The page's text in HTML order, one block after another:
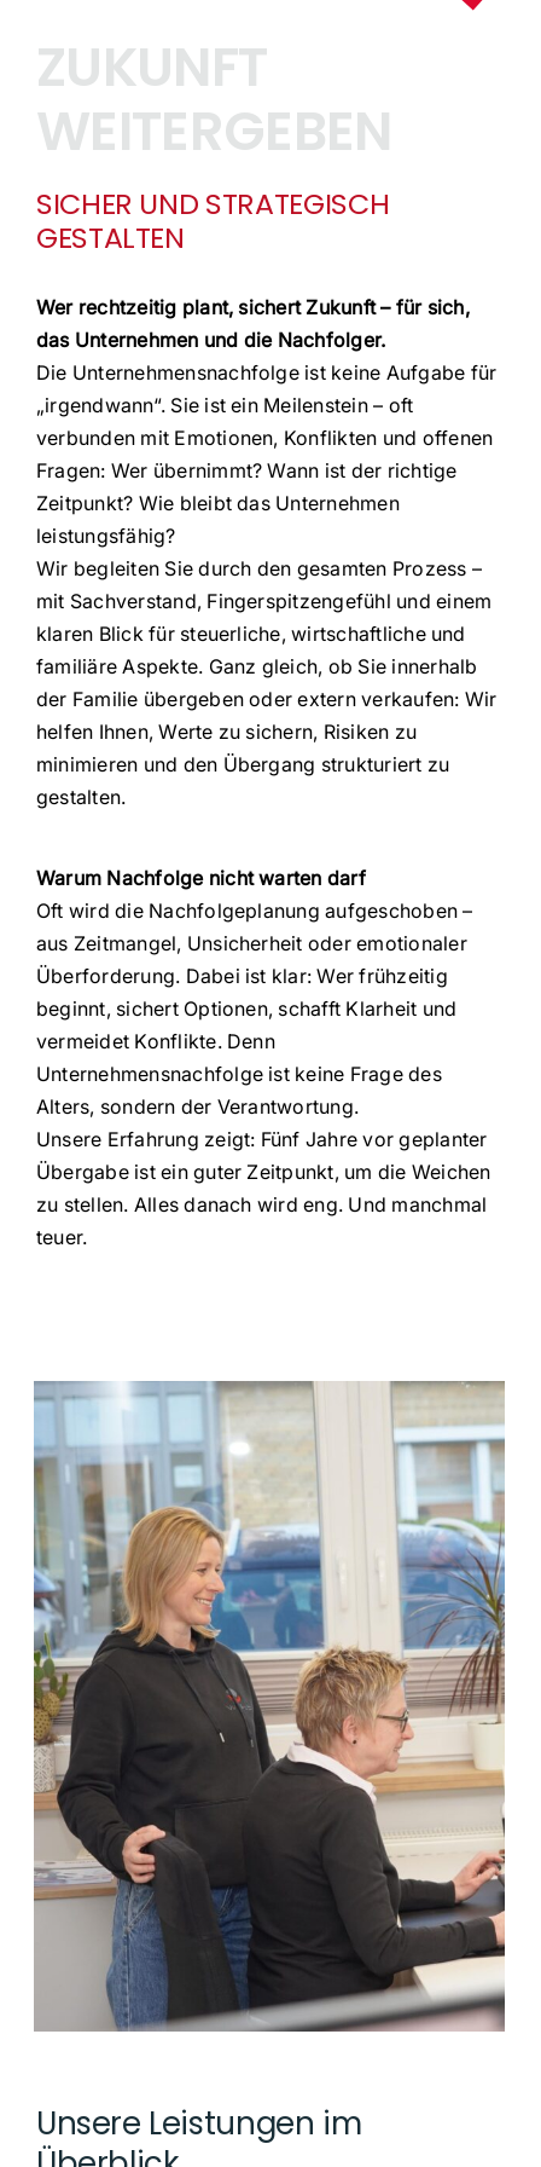
FAQ
ZUKUNFT
WEITERGEBEN
SICHER UND STRATEGISCH
GESTALTEN
Wer rechtzeitig plant, sichert Zukunft – für sich,
das Unternehmen und die Nachfolger.
Die Unternehmensnachfolge ist keine Aufgabe für
„irgendwann“. Sie ist ein Meilenstein – oft
verbunden mit Emotionen, Konflikten und offenen
Fragen: Wer übernimmt? Wann ist der richtige
Zeitpunkt? Wie bleibt das Unternehmen
leistungsfähig?
Wir begleiten Sie durch den gesamten Prozess –
mit Sachverstand, Fingerspitzengefühl und einem
klaren Blick für steuerliche, wirtschaftliche und
familiäre Aspekte. Ganz gleich, ob Sie innerhalb
der Familie übergeben oder extern verkaufen: Wir
helfen Ihnen, Werte zu sichern, Risiken zu
minimieren und den Übergang strukturiert zu
gestalten.
Warum Nachfolge nicht warten darf
Oft wird die Nachfolgeplanung aufgeschoben –
aus Zeitmangel, Unsicherheit oder emotionaler
Überforderung. Dabei ist klar: Wer frühzeitig
beginnt, sichert Optionen, schafft Klarheit und
vermeidet Konflikte. Denn
Unternehmensnachfolge ist keine Frage des
Alters, sondern der Verantwortung.
Unsere Erfahrung zeigt: Fünf Jahre vor geplanter
Übergabe ist ein guter Zeitpunkt, um die Weichen
zu stellen. Alles danach wird eng. Und manchmal
teuer.
Unsere Leistungen im